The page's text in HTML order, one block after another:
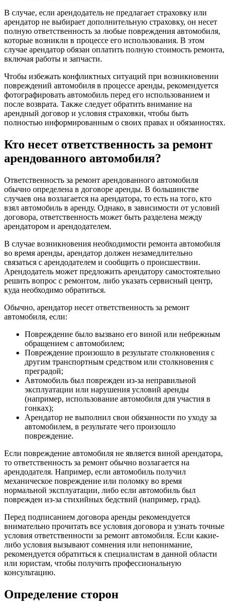
В случае, если арендодатель не предлагает страховку или
арендатор не выбирает дополнительную страховку, он несет
полную ответственность за любые повреждения автомобиля,
которые возникли в процессе его использования. В этом
случае арендатор обязан оплатить полную стоимость ремонта,
включая работы и запчасти.
Чтобы избежать конфликтных ситуаций при возникновении
повреждений автомобиля в процессе аренды, рекомендуется
фотографировать автомобиль перед его использованием и
после возврата. Также следует обратить внимание на
арендный договор и условия страховки, чтобы быть
полностью информированным о своих правах и обязанностях.
Кто несет ответственность за ремонт
арендованного автомобиля?
Ответственность за ремонт арендованного автомобиля
обычно определена в договоре аренды. В большинстве
случаев она возлагается на арендатора, то есть на того, кто
взял автомобиль в аренду. Однако, в зависимости от условий
договора, ответственность может быть разделена между
арендатором и арендодателем.
В случае возникновения необходимости ремонта автомобиля
во время аренды, арендатор должен незамедлительно
связаться с арендодателем и сообщить о происшествии.
Арендодатель может предложить арендатору самостоятельно
решить вопрос с ремонтом, либо указать сервисный центр,
куда необходимо обратиться.
Обычно, арендатор несет ответственность за ремонт
автомобиля, если:
Повреждение было вызвано его виной или небрежным
обращением с автомобилем;
Повреждение произошло в результате столкновения с
другим транспортным средством или столкновения с
преградой;
Автомобиль был поврежден из-за неправильной
эксплуатации или нарушения условий аренды
(например, использование автомобиля для участия в
гонках);
Арендатор не выполнил свои обязанности по уходу за
автомобилем, в результате чего произошло
повреждение.
Если повреждение автомобиля не является виной арендатора,
то ответственность за ремонт обычно возлагается на
арендодателя. Например, если автомобиль получил
механическое повреждение или поломку во время
нормальной эксплуатации, либо если автомобиль был
поврежден из-за стихийных бедствий (например, град).
Перед подписанием договора аренды рекомендуется
внимательно прочитать все условия договора и узнать точные
условия ответственности за ремонт автомобиля. Если какие-
либо условия вызывают сомнения или непонимание,
рекомендуется обратиться к специалистам в данной области
или юристам, чтобы получить профессиональную
консультацию.
Определение сторон